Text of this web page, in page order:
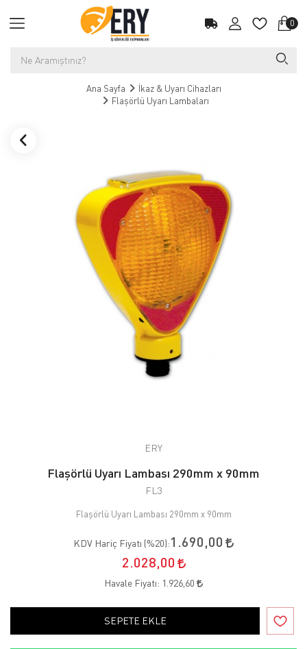
0
Ana Sayfa
İkaz & Uyarı Cihazları
Flaşörlü Uyarı Lambaları
ERY
Flaşörlü Uyarı Lambası 290mm x 90mm
FL3
Flaşörlü Uyarı Lambası 290mm x 90mm
KDV Hariç Fiyatı (%20):1.690,00
2.028,00
Havale Fiyatı: 1.926,60
SEPETE EKLE